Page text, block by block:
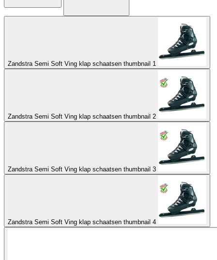
Zandstra Semi Soft Ving klap schaatsen thumbnail 1
Zandstra Semi Soft Ving klap schaatsen thumbnail 2
Zandstra Semi Soft Ving klap schaatsen thumbnail 3
Zandstra Semi Soft Ving klap schaatsen thumbnail 4